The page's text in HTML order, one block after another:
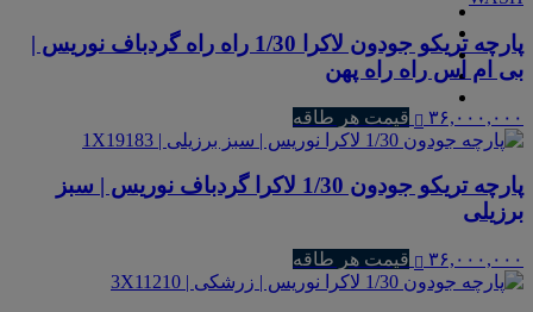
پارچه تریکو جودون لاکرا 1/30 راه راه گردباف نوریس |
بی ام اس راه راه پهن
۳۶,۰۰۰,۰۰۰ قیمت هر طاقه
پارچه تریکو جودون 1/30 لاکرا گردباف نوریس | سبز
برزیلی
۳۶,۰۰۰,۰۰۰ قیمت هر طاقه